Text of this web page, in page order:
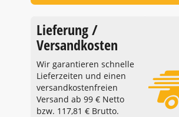
Lieferung /
Versandkosten
Wir garantieren schnelle
Lieferzeiten und einen
versandkostenfreien
Versand ab 99 € Netto
bzw. 117,81 € Brutto.